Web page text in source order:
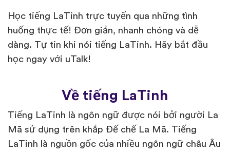
Học tiếng LaTinh trực tuyến qua những tình
huống thực tế! Đơn giản, nhanh chóng và dễ
dàng. Tự tin khi nói tiếng LaTinh. Hãy bắt đầu
học ngay với uTalk!
Về tiếng LaTinh
Tiếng LaTinh là ngôn ngữ được nói bởi người La
Mã sử dụng trên khắp Đế chế La Mã. Tiếng
LaTinh là nguồn gốc của nhiều ngôn ngữ châu Âu